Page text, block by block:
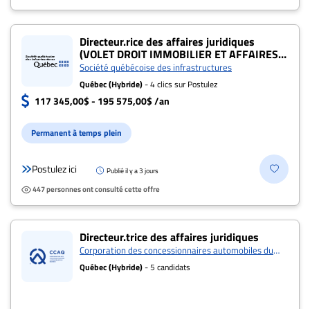
Nous
À
Infolettre
S’abonner
FAQ
Politique de
confidentialité
Directeur.rice des affaires juridiques
(VOLET DROIT IMMOBILIER ET AFFAIRES
CONTENTIEUSES) (#004809)
Société québécoise des infrastructures
Québec (Hybride)- 4 clics sur Postulez
117 345,00$ - 195 575,00$ /an
Permanent à temps plein
Postulez ici Publié il y a 3 jours
447 personnes ont consulté cette offre
Directeur.trice des affaires juridiques
Corporation des concessionnaires automobiles du
québec
Québec (Hybride)- 5 candidats